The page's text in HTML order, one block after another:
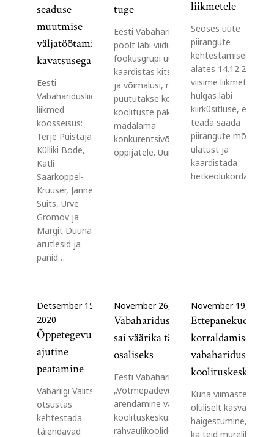
seaduse
muutmise
väljatöötamise
kavatsusega
Eesti
Vabaharidusliidu
liikmed
koosseisus:
Terje Puistaja,
Külliki Bode,
Kätli
Saarkoppel-
Kruuser, Janne
Suits, Urve
Gromov ja
Margit Düüna
arutlesid ja
panid…
tuge
Eesti Vabaharidusliidu
poolt läbi viidud
fookusgrupi uuring
kaardistas kitsaskohti
ja võimalusi, millega
puututakse kokku
koolituste pakkumisel
madalama
konkurentsivõimega
õppijatele. Uuringus…
liikmetele
Seoses uute
piirangute
kehtestamisega
alates 14.12.2020
viisime liikmete
hulgas läbi
kiirküsitluse, et
teada saada
piirangute mõju
ulatust ja
kaardistada
hetkeolukorda…
Detsember 15,
2020
Õppetegevuse
ajutine
peatamine
Vabariigi Valitsus
otsustas
kehtestada
täiendavad
November 26, 2020
Vabaharidusliidu algatus
sai väärika tähelepanu
osaliseks
Eesti Vabaharidusliidu algatus
„Võtmepädevuste
arendamine vabahariduslikes
koolituskeskustes ja
rahvaülikoolides“ märgiti ära
November 19, 2020
Ettepanekud
korraldamiseks
vabahariduslikes
koolituskeskustes
Kuna viimastel
oluliselt kasvanud
haigestumine, siis
ka teid murelikuks.